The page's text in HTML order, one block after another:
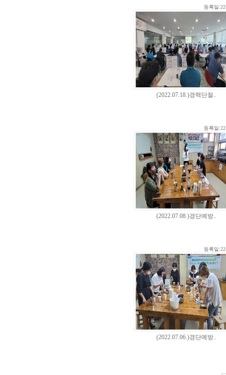
등록일
(2022.07.18.)경력단절..
등록일
(2022.07.08.)경단예방..
등록일
(2022.07.06.)경단예방..